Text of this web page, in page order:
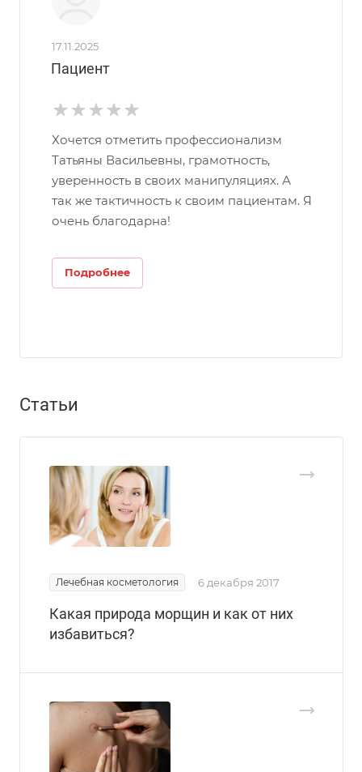
17.11.2025
Пациент
Хочется отметить профессионализм
Татьяны Васильевны, грамотность,
уверенность в своих манипуляциях. А
так же тактичность к своим пациентам. Я
очень благодарна!
Подробнее
Статьи
Лечебная косметология 6 декабря 2017
Какая природа морщин и как от них
избавиться?